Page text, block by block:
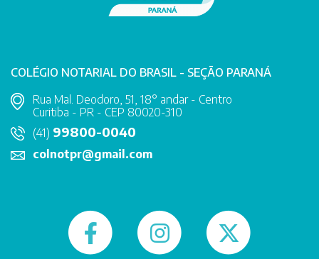
COLÉGIO NOTARIAL DO BRASIL - SEÇÃO PARANÁ
Rua Mal. Deodoro, 51, 18° andar - Centro
Curitiba - PR - CEP 80020-310
(41) 99800-0040
colnotpr@gmail.com